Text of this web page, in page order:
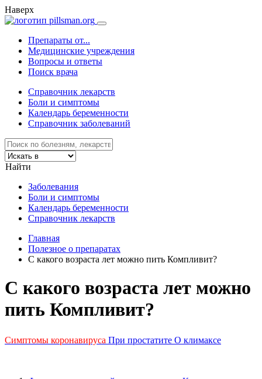
Наверх
Препараты от...
Медицинские учреждения
Вопросы и ответы
Поиск врача
Справочник лекарств
Боли и симптомы
Календарь беременности
Справочник заболеваний
Найти
Заболевания
Боли и симптомы
Календарь беременности
Справочник лекарств
Главная
Полезное о препаратах
С какого возраста лет можно пить Компливит?
С какого возраста лет можно
пить Компливит?
Симптомы коронавируса При простатите О климаксе